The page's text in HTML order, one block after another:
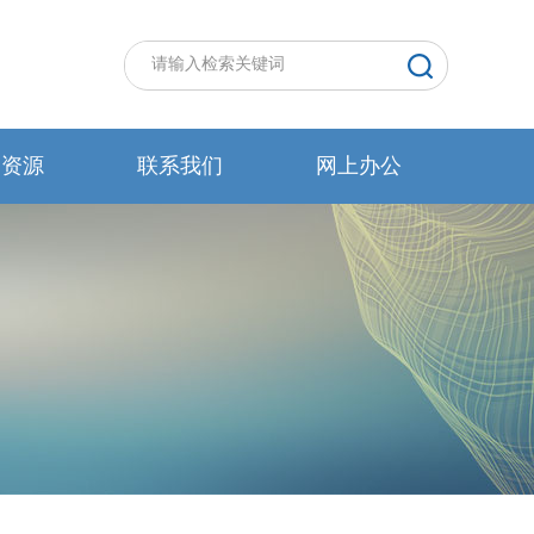
源 联系我们 网上办公